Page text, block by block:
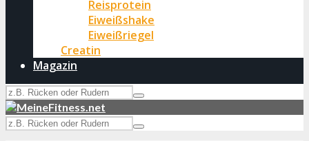
Reisprotein
Eiweißshake
Eiweißriegel
Creatin
Magazin